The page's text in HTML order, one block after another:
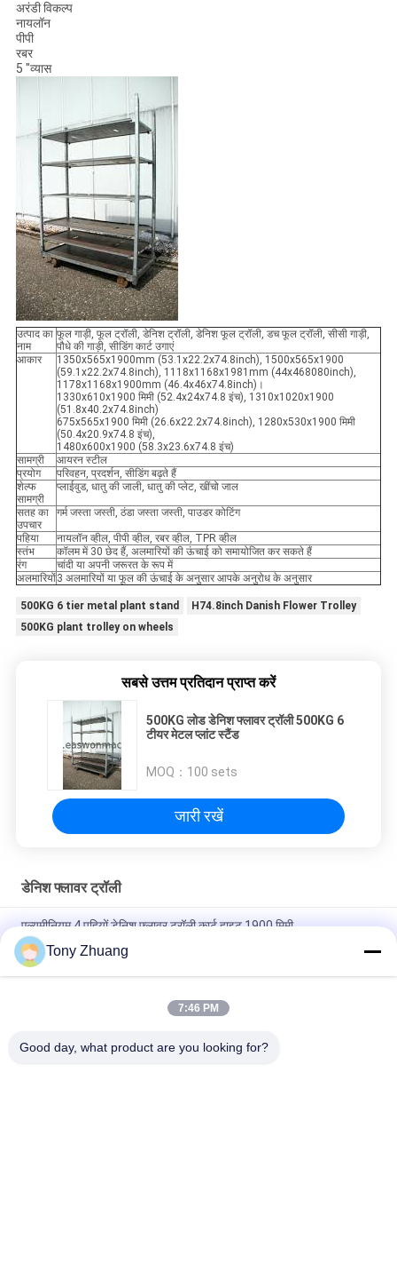
अरंडी विकल्प
नायलॉन
पीपी
रबर
5 "व्यास
उत्पाद का
नाम
फूल गाड़ी, फूल ट्रॉली, डेनिश ट्रॉली, डेनिश फूल ट्रॉली, डच फूल ट्रॉली, सीसी गाड़ी,
पौधे की गाड़ी, सीडिंग कार्ट उगाएं
आकार
1350x565x1900mm (53.1x22.2x74.8inch), 1500x565x1900
(59.1x22.2x74.8inch), 1118x1168x1981mm (44x468080inch),
1178x1168x1900mm (46.4x46x74.8inch)।
1330x610x1900 मिमी (52.4x24x74.8 इंच), 1310x1020x1900
(51.8x40.2x74.8inch)
675x565x1900 मिमी (26.6x22.2x74.8inch), 1280x530x1900 मिमी
(50.4x20.9x74.8 इंच),
1480x600x1900 (58.3x23.6x74.8 इंच)
सामग्री
आयरन स्टील
प्रयोग
परिवहन, प्रदर्शन, सीडिंग बढ़ते हैं
शेल्फ
सामग्री
प्लाईवुड, धातु की जाली, धातु की प्लेट, खींचो जाल
सतह का
उपचार
गर्म जस्ता जस्ती, ठंडा जस्ता जस्ती, पाउडर कोटिंग
पहिया
नायलॉन व्हील, पीपी व्हील, रबर व्हील, TPR व्हील
स्तंभ
कॉलम में 30 छेद हैं, अलमारियों की ऊंचाई को समायोजित कर सकते हैं
रंग
चांदी या अपनी जरूरत के रूप में
अलमारियों3 अलमारियों या फूल की ऊंचाई के अनुसार आपके अनुरोध के अनुसार
500KG 6 tier metal plant stand
H74.8inch Danish Flower Trolley
500KG plant trolley on wheels
सबसे उत्तम प्रतिदान प्राप्त करें
500KG लोड डेनिश फ्लावर ट्रॉली 500KG 6
टीयर मेटल प्लांट स्टैंड
MOQ： 100 sets
जारी रखें
डेनिश फ्लावर ट्रॉली
एल्यूमीनियम 4 पहियों डेनिश फ्लावर ट्रॉली कार्ट हाइट 1900 मिमी
आयरन स्टील प्लाइवुड डेनिश प्लांट ट्रॉली, 4 पहियों के साथ 500kgs फ्लॉवर पॉट
रैक
मोबाइल 30 होल्स डैनिश फ्लावर ट्रॉली H74.8inch DC कंटेनर फ्लावर कार्ट व्हील्स
Tony Zhuang
7:46 PM
Good day, what product are you looking for?